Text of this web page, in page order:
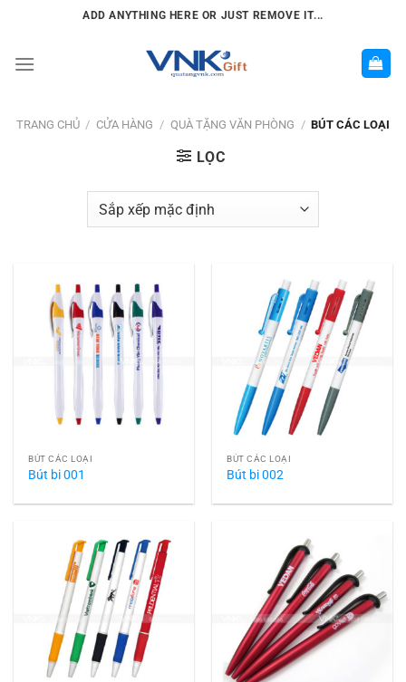
nội
ADD ANYTHING HERE OR JUST REMOVE IT...
TRANG CHỦ / CỬA HÀNG / QUÀ TẶNG VĂN PHÒNG / BÚT CÁC LOẠI
LỌC
BÚT CÁC LOẠI
Bút bi 001
BÚT CÁC LOẠI
Bút bi 002